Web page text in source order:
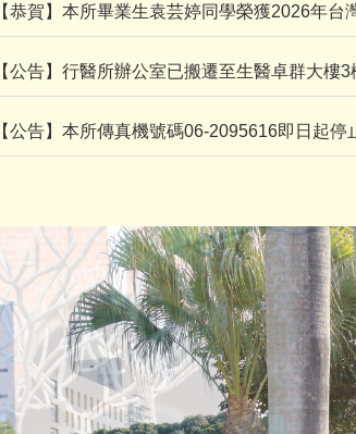
【恭賀】本所畢業生袁芸婷同學榮獲2026年台
【公告】行醫所辦公室已搬遷至生醫卓群大樓3
【公告】本所傳真機號碼06-2095616即日起停